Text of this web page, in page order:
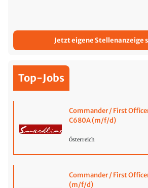
Jetzt eigene Stellenanzeige
Top-Jobs
Commander / First
C680A (m/f/d)
Österreich
Commander / First
(m/f/d)